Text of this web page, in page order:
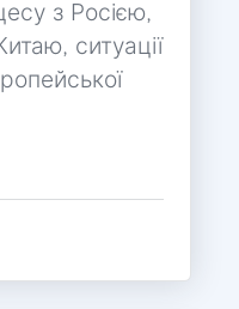
з Росією,
ситуації